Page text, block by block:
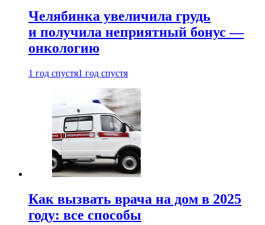
Челябинка увеличила грудь
и получила неприятный бонус —
онкологию
1 год спустя1 год спустя
Как вызвать врача на дом в 2025
году: все способы